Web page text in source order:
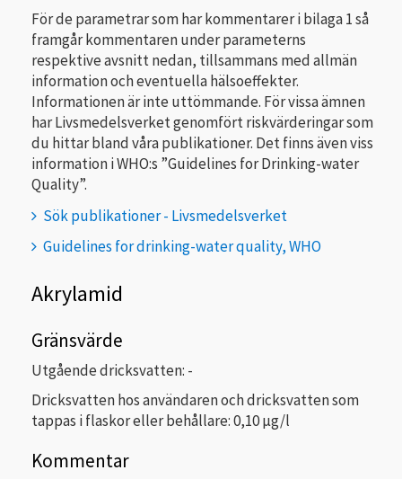
För de parametrar som har kommentarer i bilaga 1 så
framgår kommentaren under parameterns
respektive avsnitt nedan, tillsammans med allmän
information och eventuella hälsoeffekter.
Informationen är inte uttömmande. För vissa ämnen
har Livsmedelsverket genomfört riskvärderingar som
du hittar bland våra publikationer. Det finns även viss
information i WHO:s ”Guidelines for Drinking-water
Quality”.
Sök publikationer - Livsmedelsverket
Guidelines for drinking-water quality, WHO
Akrylamid
Gränsvärde
Utgående dricksvatten: -
Dricksvatten hos användaren och dricksvatten som
tappas i flaskor eller behållare: 0,10 µg/l
Kommentar